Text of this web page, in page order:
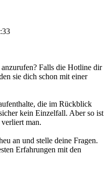
Falls die Hotline dir
sie dich schon mit einer
die im Rückblick
kein Einzelfall. Aber so ist
man.
an und stelle deine Fragen.
Erfahrungen mit den